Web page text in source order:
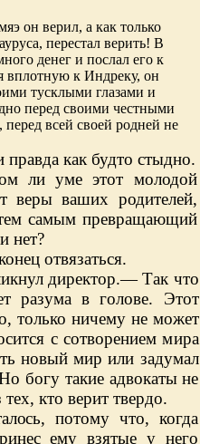
он верил, а как только
перестал верить! В
денег и послал его к
вплотную к Индреку, он
тусклыми глазами и
перед своими честными
всей своей родней не
как будто стыдно.
ли уме этот молодой
веры ваших родителей,
тем самым превращающий
нет?
отвязаться.
директор.— Так что
разума в голове. Этот
только ничему не может
с сотворением мира
новый мир или задумал
богу такие адвокаты не
кто верит твердо.
потому что, когда
ему взятые у него